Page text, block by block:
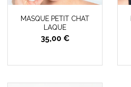
MASQUE PETIT CHAT
LAQUE
35,00 €